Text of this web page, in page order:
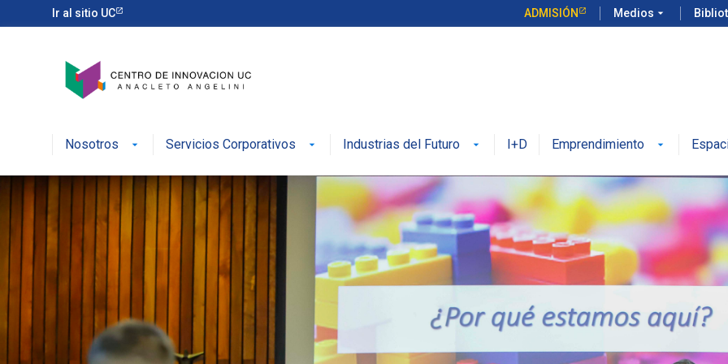
Ir al sitio UC ADMISIÓN Medios arrow_drop_down
Nosotros Servicios Corporativos Industrias del Futuro I+D Emprendimiento